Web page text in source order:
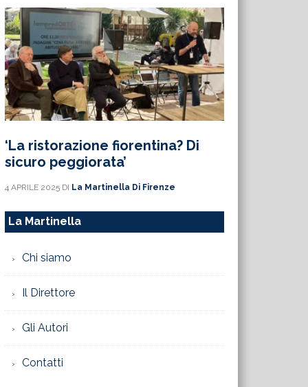
‘La ristorazione fiorentina? Di
sicuro peggiorata’
4 APRILE 2025 DI La Martinella Di Firenze
La Martinella
Chi siamo
Il Direttore
Gli Autori
Contatti